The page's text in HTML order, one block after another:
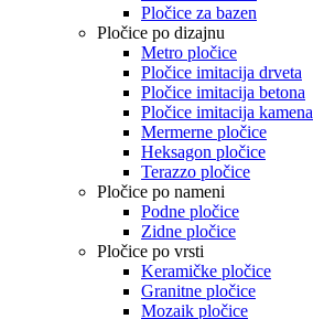
Pločice za bazen
Pločice po dizajnu
Metro pločice
Pločice imitacija drveta
Pločice imitacija betona
Pločice imitacija kamena
Mermerne pločice
Heksagon pločice
Terazzo pločice
Pločice po nameni
Podne pločice
Zidne pločice
Pločice po vrsti
Keramičke pločice
Granitne pločice
Mozaik pločice